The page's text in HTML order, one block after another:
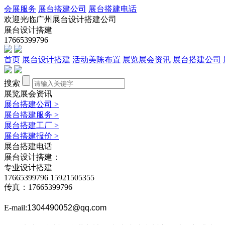
会展服务 展台搭建公司 展台搭建电话
欢迎光临广州展台设计搭建公司
展台设计搭建
17665399796
首页 展台设计搭建 活动美陈布置 展览展会资讯 展台搭建公司
搜索
展览展会资讯
展台搭建公司 >
展台搭建服务 >
展台搭建工厂 >
展台搭建报价 >
展台搭建电话
展台设计搭建：
专业设计搭建
17665399796 15921505355
传真：17665399796
E-mail:1304490052@qq.com